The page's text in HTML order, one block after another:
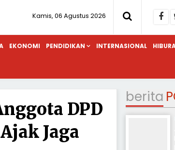
Kamis, 06 Agustus 2026
EKONOMI PENDIDIKAN INTERNASIONAL
DPD
Jaga
berita